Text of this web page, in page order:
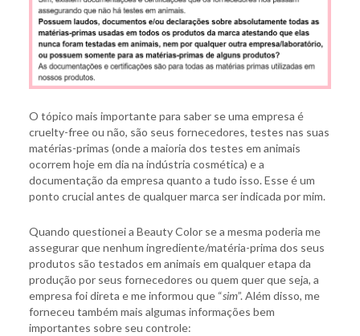
O tópico mais importante para saber se uma empresa é
cruelty-free ou não, são seus fornecedores, testes nas suas
matérias-primas (onde a maioria dos testes em animais
ocorrem hoje em dia na indústria cosmética) e a
documentação da empresa quanto a tudo isso. Esse é um
ponto crucial antes de qualquer marca ser indicada por mim.
Quando questionei a Beauty Color se a mesma poderia me
assegurar que nenhum ingrediente/matéria-prima dos seus
produtos são testados em animais em qualquer etapa da
produção por seus fornecedores ou quem quer que seja, a
empresa foi direta e me informou que “sim”. Além disso, me
forneceu também mais algumas informações bem
importantes sobre seu controle: